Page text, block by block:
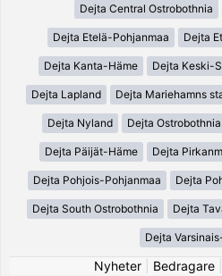
Dejta Central Ostrobothnia
Dejta Etelä-Pohjanmaa Dejta
Dejta Kanta-Häme Dejta Keski-
Dejta Lapland Dejta Mariehamns
Dejta Nyland Dejta Ostrobothnia
Dejta Päijät-Häme Dejta
Dejta Pohjois-Pohjanmaa Dejta
Dejta South Ostrobothnia Dejta
Dejta
Nyheter| Bedragare|